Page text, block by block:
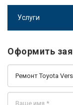
Услуги
Оформить